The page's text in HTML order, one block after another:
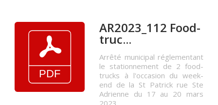
AR2023_112 Food-
truc...
Arrêté municipal réglementant
le stationnement de 2 food-
trucks à l'occasion du week-
end de la St Patrick rue Ste
Adrienne du 17 au 20 mars